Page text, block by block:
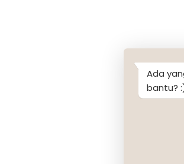
Ada
bantu?